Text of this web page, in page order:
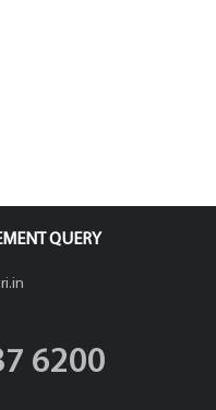
QUERY
6200